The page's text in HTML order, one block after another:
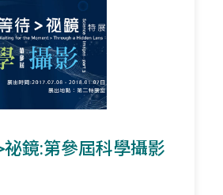
鏡:第參屆科學攝影